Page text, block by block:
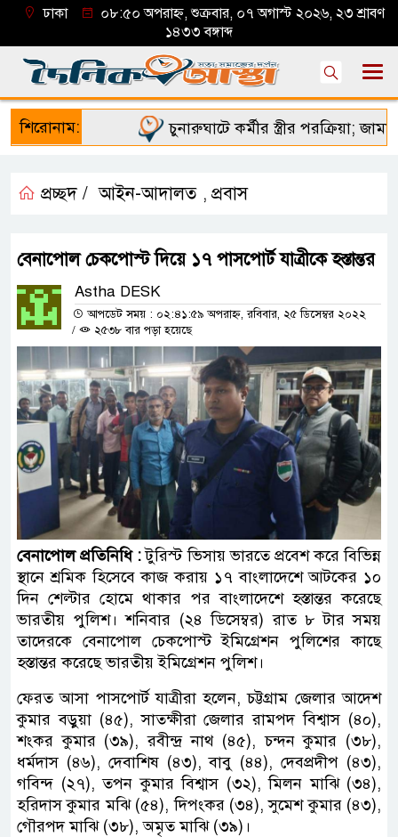
ঢাকা
০৮:৫০ অপরাহ্ন, শুক্রবার, ০৭ অগাস্ট ২০২৬, ২৩ শ্রাবণ
১৪৩৩ বঙ্গাব্দ
শিরোনাম: চুনারুঘাটে কর্মীর স্ত্রীর পরক্রিয়া;
প্রচ্ছদ / আইন-আদালত , প্রবাস
বেনাপোল চেকপোস্ট দিয়ে ১৭ পাসপোর্ট যাত্রীকে হস্তান্তর
Astha DESK
আপডেট সময় : ০২:৪১:৫৯ অপরাহ্ন, রবিবার, ২৫ ডিসেম্বর ২০২২
/
২৫৩৮ বার পড়া হয়েছে
বেনাপোল প্রতিনিধি :টুরিস্ট ভিসায় ভারতে প্রবেশ করে বিভিন্ন
স্থানে শ্রমিক হিসেবে কাজ করায় ১৭ বাংলাদেশে আটকের ১০
দিন শেল্টার হোমে থাকার পর বাংলাদেশে হস্তান্তর করেছে
ভারতীয় পুলিশ। শনিবার (২৪ ডিসেম্বর) রাত ৮ টার সময়
তাদেরকে বেনাপোল চেকপোস্ট ইমিগ্রেশন পুলিশের কাছে
হস্তান্তর করেছে ভারতীয় ইমিগ্রেশন পুলিশ।
ফেরত আসা পাসপোর্ট যাত্রীরা হলেন, চট্টগ্রাম জেলার আদেশ
কুমার বড়ুয়া (৪৫), সাতক্ষীরা জেলার রামপদ বিশ্বাস (৪০),
শংকর কুমার (৩৯), রবীন্দ্র নাথ (৪৫), চন্দন কুমার (৩৮),
ধর্মদাস (৪৬), দেবাশিষ (৪৩), বাবু (৪৪), দেবপ্রদীপ (৪৩),
গবিন্দ (২৭), তপন কুমার বিশ্বাস (৩২), মিলন মাঝি (৩৪),
হরিদাস কুমার মঝি (৫৪), দিপংকর (৩৪), সুমেশ কুমার (৪৩),
গৌরপদ মাঝি (৩৮), অমৃত মাঝি (৩৯)।